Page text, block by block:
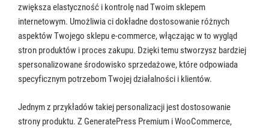
zwiększa elastyczność i kontrolę nad Twoim sklepem
internetowym. Umożliwia ci dokładne dostosowanie różnych
aspektów Twojego sklepu e-commerce, włączając w to wygląd
stron produktów i proces zakupu. Dzięki temu stworzysz bardziej
spersonalizowane środowisko sprzedażowe, które odpowiada
specyficznym potrzebom Twojej działalności i klientów.
Jednym z przykładów takiej personalizacji jest dostosowanie
strony produktu. Z GeneratePress Premium i WooCommerce,